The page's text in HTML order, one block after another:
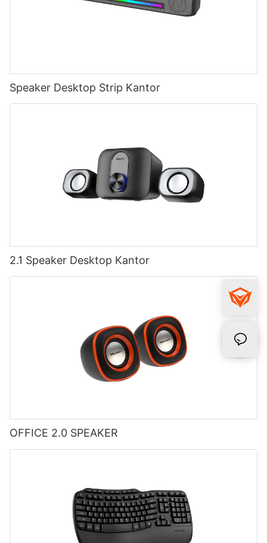
Speaker Desktop Strip Kantor
2.1 Speaker Desktop Kantor
OFFICE 2.0 SPEAKER